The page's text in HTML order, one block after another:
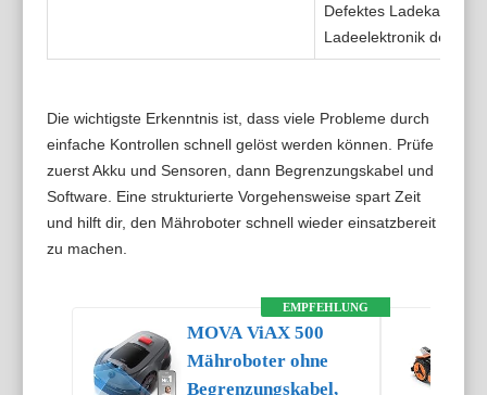
Defektes Ladekabel
Ladeelektronik defekt
Die wichtigste Erkenntnis ist, dass viele Probleme durch
einfache Kontrollen schnell gelöst werden können. Prüfe
zuerst Akku und Sensoren, dann Begrenzungskabel und
Software. Eine strukturierte Vorgehensweise spart Zeit
und hilft dir, den Mähroboter schnell wieder einsatzbereit
zu machen.
EMPFEHLUNG
MOVA ViAX 500
Mähroboter ohne
Begrenzungskabel,